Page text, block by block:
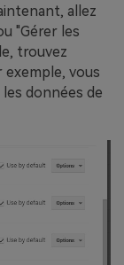
allez
"Gérer les
trouvez
exemple, vous
données de